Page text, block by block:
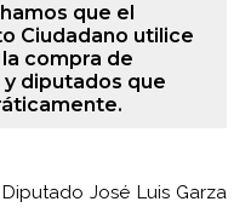
que el
Ciudadano utilice
compra de
diputados que
José Luis Garza